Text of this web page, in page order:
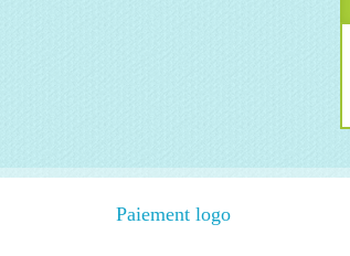
Paiement logo